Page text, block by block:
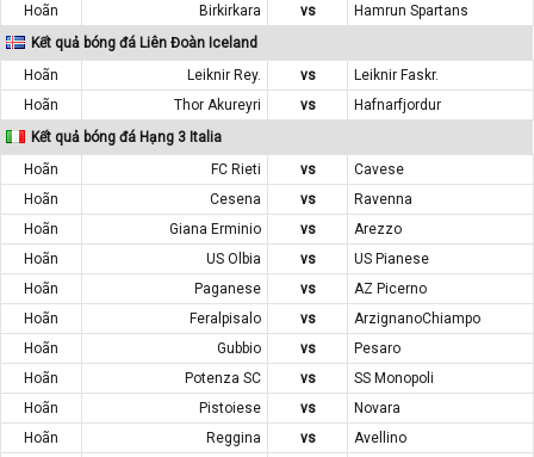
Hoãn
Birkirkara vs
Hamrun Spartans
Kết quả bóng đá Liên Đoàn Iceland
Hoãn
Leiknir Rey. vs
Leiknir Faskr.
Hoãn
Thor Akureyri vs
Hafnarfjordur
Kết quả bóng đá Hạng 3 Italia
Hoãn
FC Rieti vs
Cavese
Hoãn
Cesena vs
Ravenna
Hoãn
Giana Erminio vs
Arezzo
Hoãn
US Olbia vs
US Pianese
Hoãn
Paganese vs
AZ Picerno
Hoãn
Feralpisalo vs
ArzignanoChiampo
Hoãn
Gubbio vs
Pesaro
Hoãn
Potenza SC vs
SS Monopoli
Hoãn
Pistoiese vs
Novara
Hoãn
Reggina vs
Avellino